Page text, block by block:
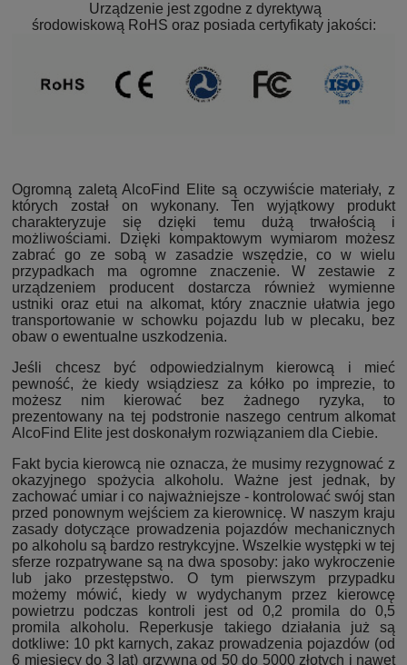
Urządzenie jest zgodne z dyrektywą
środowiskową RoHS oraz posiada certyfikaty jakości:
Ogromną zaletą AlcoFind Elite są oczywiście materiały, z
których został on wykonany. Ten wyjątkowy produkt
charakteryzuje się dzięki temu dużą trwałością i
możliwościami. Dzięki kompaktowym wymiarom możesz
zabrać go ze sobą w zasadzie wszędzie, co w wielu
przypadkach ma ogromne znaczenie. W zestawie z
urządzeniem producent dostarcza również wymienne
ustniki oraz etui na alkomat, który znacznie ułatwia jego
transportowanie w schowku pojazdu lub w plecaku, bez
obaw o ewentualne uszkodzenia.
Jeśli chcesz być odpowiedzialnym kierowcą i mieć
pewność, że kiedy wsiądziesz za kółko po imprezie, to
możesz nim kierować bez żadnego ryzyka, to
prezentowany na tej podstronie naszego centrum alkomat
AlcoFind Elite jest doskonałym rozwiązaniem dla Ciebie.
Fakt bycia kierowcą nie oznacza, że musimy rezygnować z
okazyjnego spożycia alkoholu. Ważne jest jednak, by
zachować umiar i co najważniejsze - kontrolować swój stan
przed ponownym wejściem za kierownicę. W naszym kraju
zasady dotyczące prowadzenia pojazdów mechanicznych
po alkoholu są bardzo restrykcyjne. Wszelkie występki w tej
sferze rozpatrywane są na dwa sposoby: jako wykroczenie
lub jako przestępstwo. O tym pierwszym przypadku
możemy mówić, kiedy w wydychanym przez kierowcę
powietrzu podczas kontroli jest od 0,2 promila do 0,5
promila alkoholu. Reperkusje takiego działania już są
dotkliwe: 10 pkt karnych, zakaz prowadzenia pojazdów (od
6 miesięcy do 3 lat) grzywna od 50 do 5000 złotych i nawet